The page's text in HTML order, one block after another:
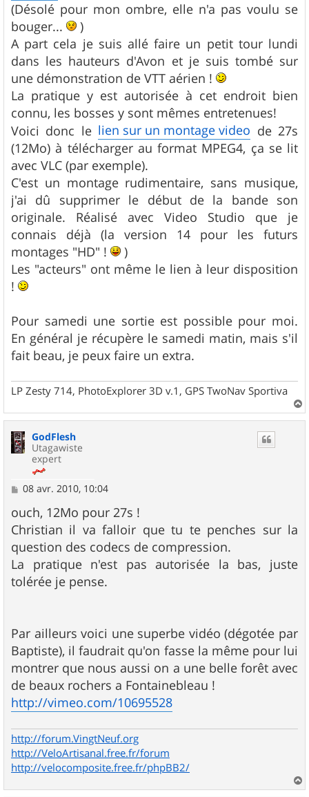
(Désolé pour mon ombre, elle n'a pas voulu se
bouger...
)
A part cela je suis allé faire un petit tour lundi
dans les hauteurs d'Avon et je suis tombé sur
une démonstration de VTT aérien !
La pratique y est autorisée à cet endroit bien
connu, les bosses y sont mêmes entretenues!
Voici donc le lien sur un montage video de 27s
(12Mo) à télécharger au format MPEG4, ça se lit
avec VLC (par exemple).
C'est un montage rudimentaire, sans musique,
j'ai dû supprimer le début de la bande son
originale. Réalisé avec Video Studio que je
connais déjà (la version 14 pour les futurs
montages "HD" !
)
Les "acteurs" ont même le lien à leur disposition
!
Pour samedi une sortie est possible pour moi.
En général je récupère le samedi matin, mais s'il
fait beau, je peux faire un extra.
LP Zesty 714, PhotoExplorer 3D v.1, GPS TwoNav Sportiva
a
GodFlesh
Utagawiste
expert
M
s
s
a
g
e
08 avr. 2010, 10:04
ouch, 12Mo pour 27s !
Christian il va falloir que tu te penches sur la
question des codecs de compression.
La pratique n'est pas autorisée la bas, juste
tolérée je pense.
Par ailleurs voici une superbe vidéo (dégotée par
Baptiste), il faudrait qu'on fasse la même pour lui
montrer que nous aussi on a une belle forêt avec
de beaux rochers a Fontainebleau !
http://vimeo.com/10695528
http://forum.VingtNeuf.org
http://VeloArtisanal.free.fr/forum
http://velocomposite.free.fr/phpBB2/
a